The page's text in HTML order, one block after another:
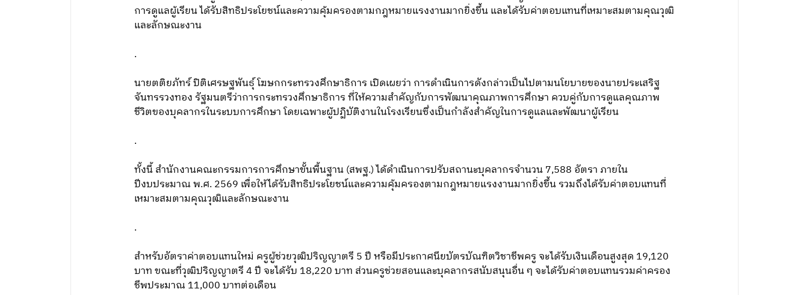
การดูแลผู้เรียน ได้รับสิทธิประโยชน์และความคุ้มครองตามกฎหมายแรงงานมากยิ่งขึ้น และได้รับค่าตอบแทนที่เหมาะสมตามคุณวุฒิ
และลักษณะงาน
.
นายตติยภัทร์ ปิติเศรษฐพันธุ์ โฆษกกระทรวงศึกษาธิการ เปิดเผยว่า การดำเนินการดังกล่าวเป็นไปตามนโยบายของนายประเสริฐ
จันทรรวงทอง รัฐมนตรีว่าการกระทรวงศึกษาธิการ ที่ให้ความสำคัญกับการพัฒนาคุณภาพการศึกษา ควบคู่กับการดูแลคุณภาพ
ชีวิตของบุคลากรในระบบการศึกษา โดยเฉพาะผู้ปฏิบัติงานในโรงเรียนซึ่งเป็นกำลังสำคัญในการดูแลและพัฒนาผู้เรียน
.
ทั้งนี้ สำนักงานคณะกรรมการการศึกษาขั้นพื้นฐาน (สพฐ.) ได้ดำเนินการปรับสถานะบุคลากรจำนวน 7,588 อัตรา ภายใน
ปีงบประมาณ พ.ศ. 2569 เพื่อให้ได้รับสิทธิประโยชน์และความคุ้มครองตามกฎหมายแรงงานมากยิ่งขึ้น รวมถึงได้รับค่าตอบแทนที่
เหมาะสมตามคุณวุฒิและลักษณะงาน
.
สำหรับอัตราค่าตอบแทนใหม่ ครูผู้ช่วยวุฒิปริญญาตรี 5 ปี หรือมีประกาศนียบัตรบัณฑิตวิชาชีพครู จะได้รับเงินเดือนสูงสุด 19,120
บาท ขณะที่วุฒิปริญญาตรี 4 ปี จะได้รับ 18,220 บาท ส่วนครูช่วยสอนและบุคลากรสนับสนุนอื่น ๆ จะได้รับค่าตอบแทนรวมค่าครอง
ชีพประมาณ 11,000 บาทต่อเดือน